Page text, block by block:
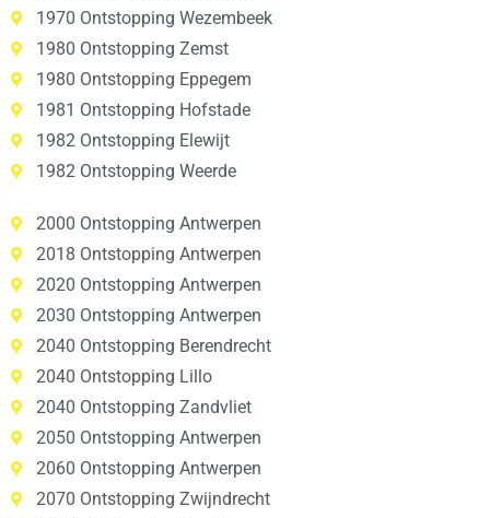
1970 Ontstopping Wezembeek
1980 Ontstopping Zemst
1980 Ontstopping Eppegem
1981 Ontstopping Hofstade
1982 Ontstopping Elewijt
1982 Ontstopping Weerde
2000 Ontstopping Antwerpen
2018 Ontstopping Antwerpen
2020 Ontstopping Antwerpen
2030 Ontstopping Antwerpen
2040 Ontstopping Berendrecht
2040 Ontstopping Lillo
2040 Ontstopping Zandvliet
2050 Ontstopping Antwerpen
2060 Ontstopping Antwerpen
2070 Ontstopping Zwijndrecht